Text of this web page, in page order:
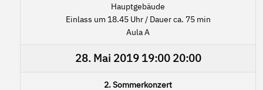
Hauptgebäude
Einlass um 18.45 Uhr / Dauer ca. 75 min
Aula A
28. Mai 201919:00 20:00
2. Sommerkonzert